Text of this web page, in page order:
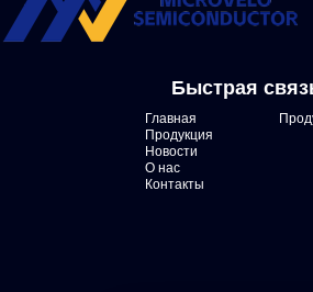
Быстрая
Главная
Продукция
Новости
О нас
Контакты